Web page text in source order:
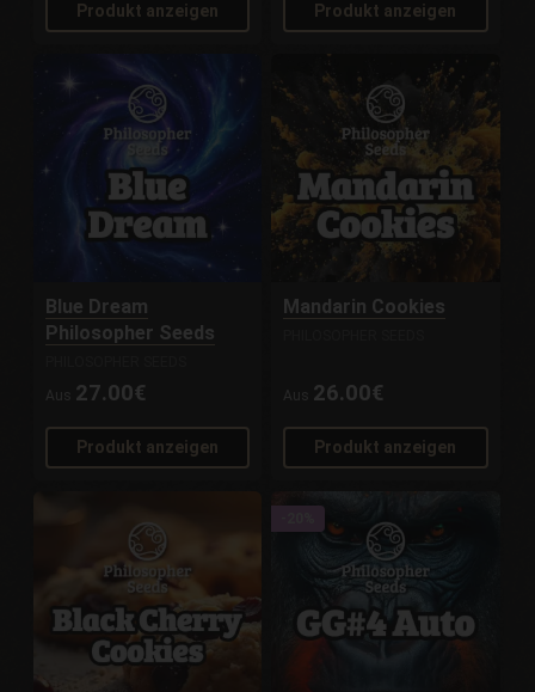
Produkt anzeigen Produkt anzeigen
Blue Dream
Philosopher Seeds
Aus 27.00€
Produkt anzeigen
Mandarin Cookies
Aus 26.00€
Produkt anzeigen